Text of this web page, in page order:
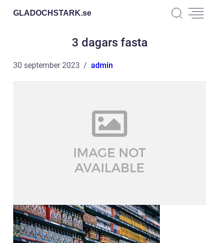
GLADOCHSTARK.se
3 dagars fasta
30 september 2023 admin